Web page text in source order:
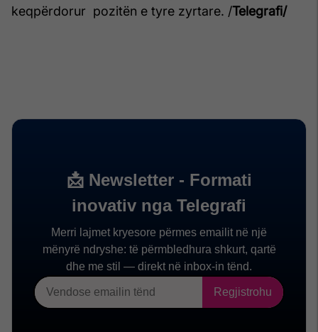
keqpërdorur pozitën e tyre zyrtare. /Telegrafi/